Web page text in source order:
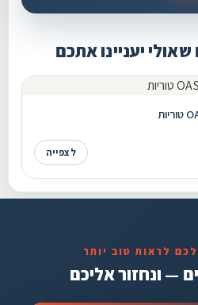
יעניינו אתכם
לצפייה
לראות טוב יותר
— ונחזור אליכם